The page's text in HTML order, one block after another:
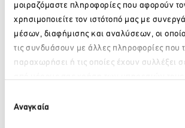
μοιραζόμαστε πληροφορίες που αφορούν
χρησιμοποιείτε τον ιστότοπό μας με
μέσων, διαφήμισης και αναλύσεων, οι
τις συνδυάσουν με άλλες πληροφορίες που
παραχωρήσει ή τις οποίες έχουν συλλέξει
των Cookies μας.
συγκατάθεσης
Αναγκαία
Facebook Twitter
Πρόσφατα νέα